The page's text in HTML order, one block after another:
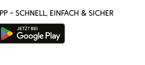
– schnell, einfach & sicher